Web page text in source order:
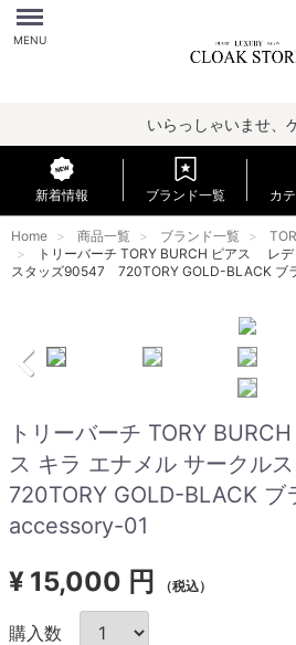
Menu
MENU
いらっしゃいませ、
新着情報 ブランド一覧 カ
Home 商品一覧 ブランド一覧
トリーバーチ TORY BURCH ピアス レ
スタッズ90547 720TORY GOLD-BLACK
トリーバーチ TORY
ス キラ エナメル サークル
720TORY GOLD-BLACK
accessory-01
¥ 15,000 円 （税込）
購入数